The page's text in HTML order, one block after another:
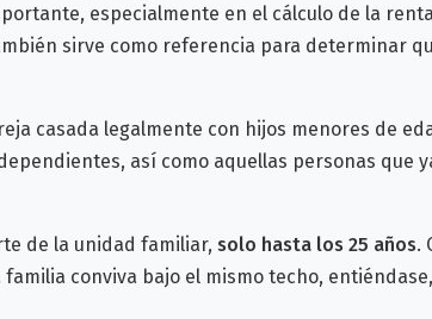
especialmente en el cálculo de la
sirve como referencia para determinar
casada legalmente con hijos menores de
así como aquellas personas que
de la unidad familiar, solo hasta los 25 años.
conviva bajo el mismo techo,